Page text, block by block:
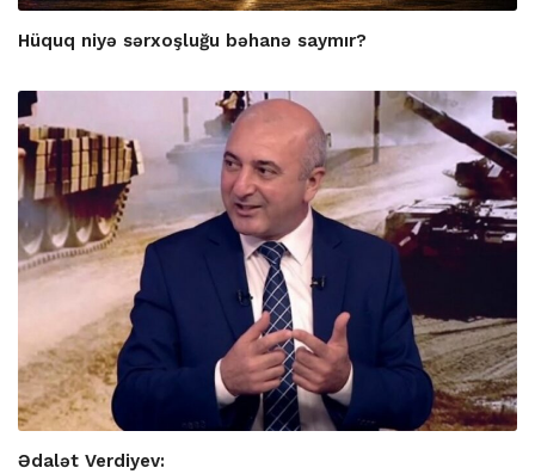
Hüquq niyə sərxoşluğu bəhanə saymır?
Ədalət Verdiyev: